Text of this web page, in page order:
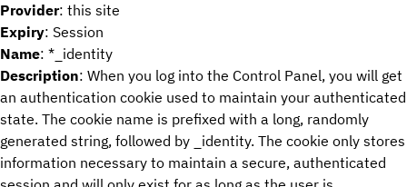
Provider: this site
Expiry: Session
Name: *_identity
Description: When you log into the Control Panel, you will get
an authentication cookie used to maintain your authenticated
state. The cookie name is prefixed with a long, randomly
generated string, followed by _identity. The cookie only stores
information necessary to maintain a secure, authenticated